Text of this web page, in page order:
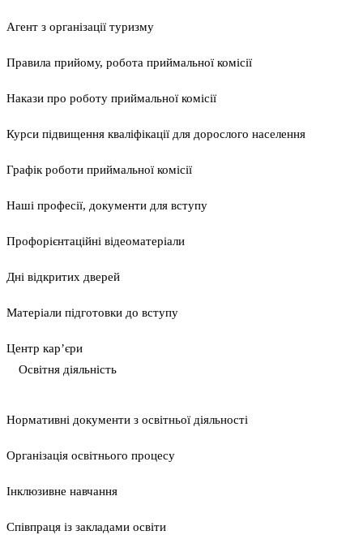
Агент з організації туризму
Правила прийому, робота приймальної комісії
Накази про роботу приймальної комісії
Курси підвищення кваліфікації для дорослого населення
Графік роботи приймальної комісії
Наші професії, документи для вступу
Профорієнтаційні відеоматеріали
Дні відкритих дверей
Матеріали підготовки до вступу
Центр кар’єри
Освітня діяльність
Нормативні документи з освітньої діяльності
Організація освітнього процесу
Інклюзивне навчання
Співпраця із закладами освіти